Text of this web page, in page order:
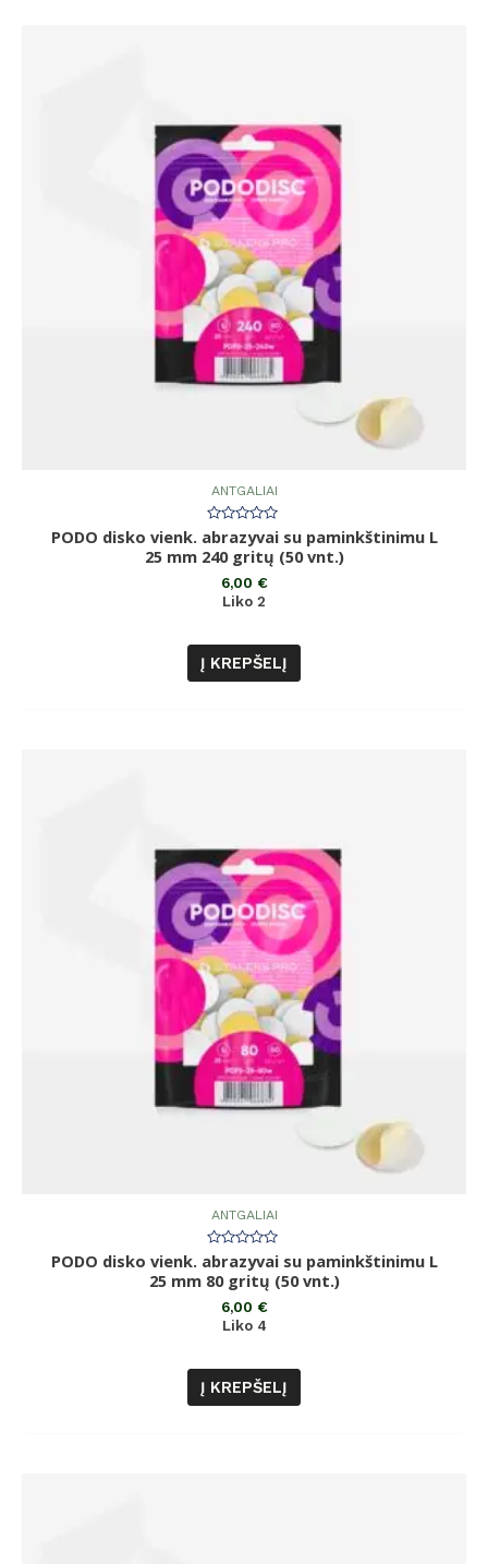
ANTGALIAI
Įvertinimas:
0
iš
PODO disko vienk. abrazyvai su paminkštinimu L
25 mm 240 gritų (50 vnt.)
6,00 €
Liko 2
Į KREPŠELĮ
ANTGALIAI
Įvertinimas:
0
iš
PODO disko vienk. abrazyvai su paminkštinimu L
25 mm 80 gritų (50 vnt.)
6,00 €
Liko 4
Į KREPŠELĮ